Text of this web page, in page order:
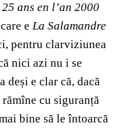
ans en l’an 2000
e La Salamandre
pentru clarviziunea
nici azi nu i se
deși e clar că, dacă
cu siguranță
bine să le întoarcă